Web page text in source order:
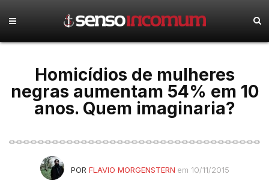
Homicídios de mulheres
negras aumentam 54% em 10
anos. Quem imaginaria?
POR FLAVIO MORGENSTERN em 10/11/2015